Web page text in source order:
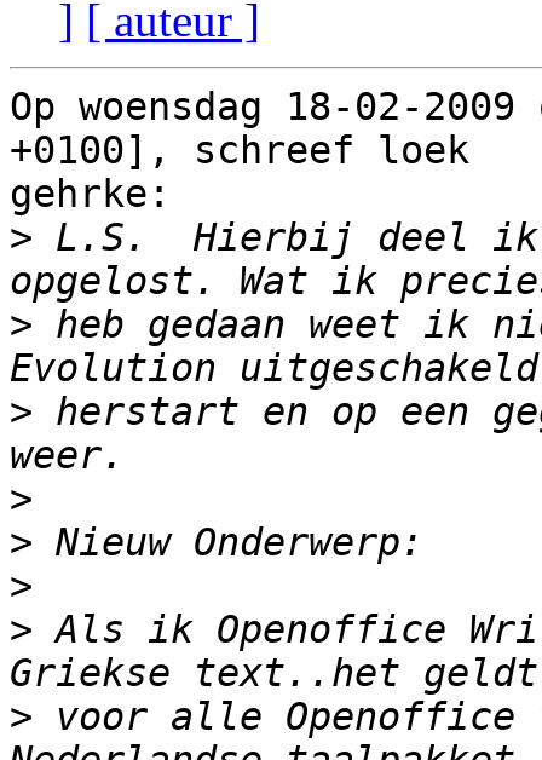
] [ auteur ]
Op woensdag 18-02-
+0100], schreef loek
gehrke:
> L.S.  Hierbij deel ik
> heb gedaan weet ik
> herstart en op een
>
>
>
> Als ik Openoffice
> voor alle